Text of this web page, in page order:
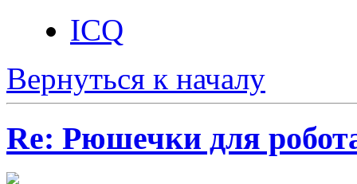
ICQ
Вернуться к началу
Re: Рюшечки для